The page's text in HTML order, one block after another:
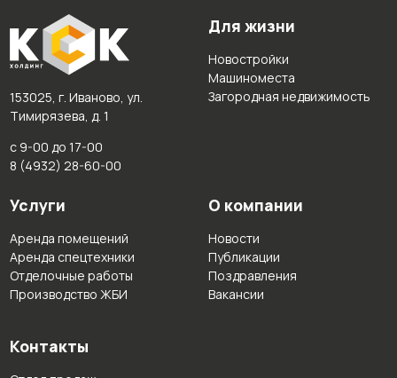
153025, г. Иваново, ул.
Тимирязева, д. 1
с 9-00 до 17-00
8 (4932) 28-60-00
Для жизни
Новостройки
Машиноместа
Загородная недвижимость
Услуги
Аренда помещений
Аренда спецтехники
Отделочные работы
Производство ЖБИ
О компании
Новости
Публикации
Поздравления
Вакансии
Контакты